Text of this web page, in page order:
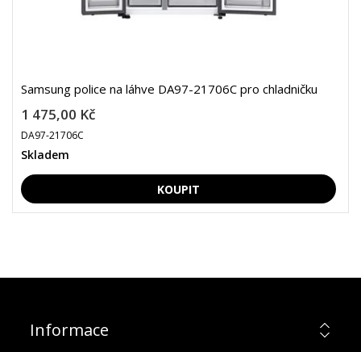
Samsung police na láhve DA97-21706C pro chladničku
1 475,00 Kč
DA97-21706C
Skladem
Informace